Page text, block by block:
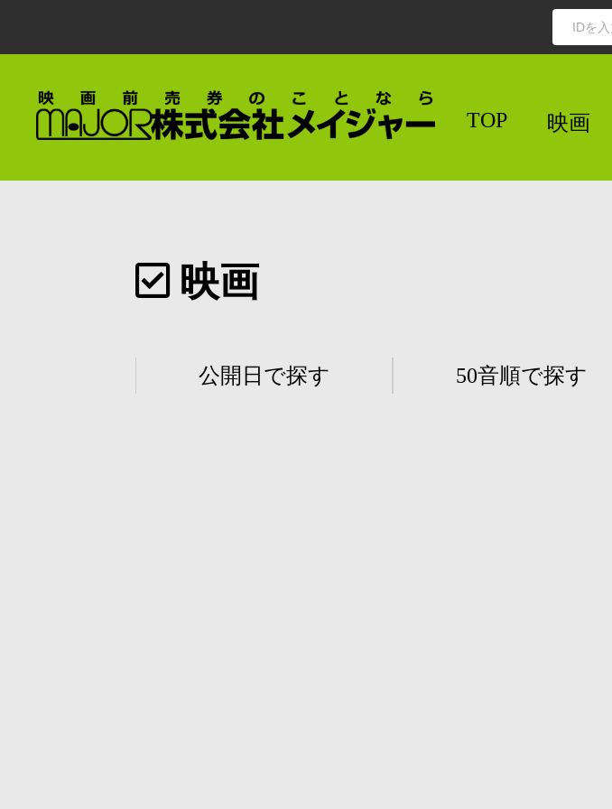
TOP 映画
映画
公開日で探す 50音順で探す